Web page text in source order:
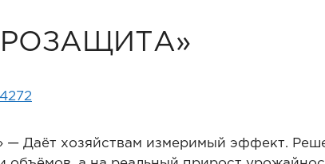
Даёт хозяйствам измеримый эффект.